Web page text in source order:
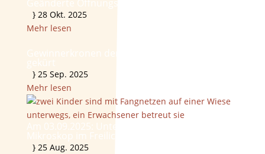
}28 Okt. 2025
Mehr lesen
}25 Sep. 2025
Mehr lesen
}25 Aug. 2025